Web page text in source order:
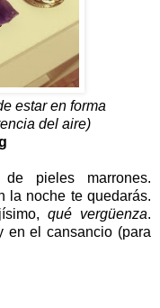
estar en forma
del aire)
pieles marrones.
la noche te quedarás.
qué vergüenza.
en el cansancio (para